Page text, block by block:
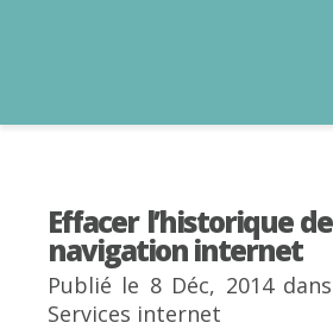
Effacer l’historique de
navigation internet
Publié le 8 Déc, 2014 dans
Services internet